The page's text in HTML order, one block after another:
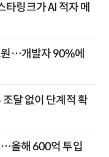
링크가 AI 적자 메
…개발자 90%에
달 없이 단계적 확
…올해 600억 투입